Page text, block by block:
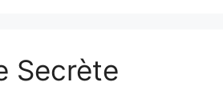
Secrète